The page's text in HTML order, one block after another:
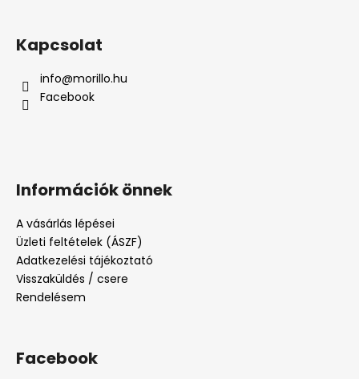
Kapcsolat
info@morillo.hu
Facebook
Információk önnek
A vásárlás lépései
Üzleti feltételek (ÁSZF)
Adatkezelési tájékoztató
Visszaküldés / csere
Rendelésem
Facebook